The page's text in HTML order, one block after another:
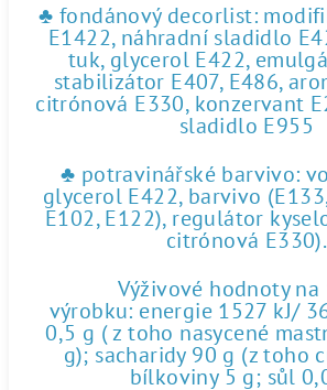
♣ fondánový decorlist:
E1422, náhradní sladidlo
tuk, glycerol E422,
stabilizátor E407, E486,
citrónová E330, konzervant
sladidlo E955
♣ potravinářské barvivo:
glycerol E422, barvivo
E102, E122), regulátor
citrónová E330).
Výživové hodnoty na
výrobku: energie 1527 kJ/
0,5 g ( z toho nasycené
g); sacharidy 90 g (z toho
bílkoviny 5 g; sůl